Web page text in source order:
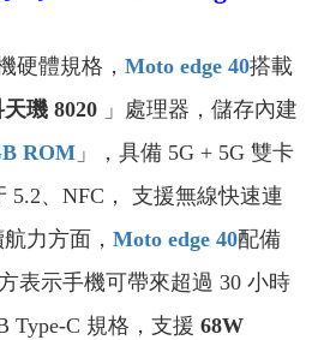
體規格， Moto edge 40搭載
璣 8020 」處理器，儲存內建
ROM 」，具備 5G + 5G 雙卡
5.2、NFC， 支援無線快速連
力方面， Moto edge 40配備
方表示手機可帶來超過 30 小時
Type-C 規格，支援 68W